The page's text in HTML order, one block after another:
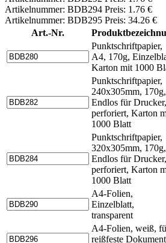
Artikelnummer: BDB294 Preis: 1.76 €
Artikelnummer: BDB295 Preis: 34.26 €
Art.-Nr.
Punktschriftpapier,
A4, 170g,
Karton mit 1000
Punktschriftpapier,
240x305mm, 170g,
Endlos für Drucker,
perforiert, Karton
1000 Blatt
Punktschriftpapier,
320x305mm, 170g,
Endlos für Drucker,
perforiert, Karton
1000 Blatt
A4-Folien,
Einzelblatt,
transparent
A4-Folien, weiß,
reißfeste